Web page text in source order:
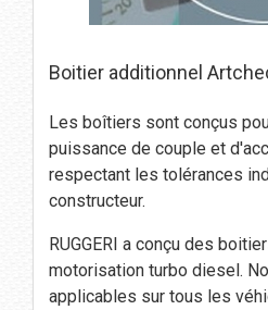
Boitier additionnel
Les boîtiers sont conçus
puissance de couple et
respectant les tolérances
constructeur.
RUGGERI a conçu des
motorisation turbo diesel.
applicables sur tous les